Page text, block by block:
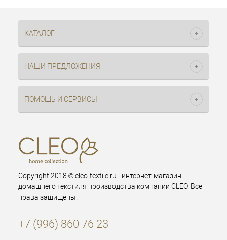
КАТАЛОГ
НАШИ ПРЕДЛОЖЕНИЯ
ПОМОЩЬ И СЕРВИСЫ
Copyright 2018 © cleo-textile.ru - интернет-магазин
домашнего текстиля производства компании CLEO. Все
права защищены.
+7 (996) 860 76 23